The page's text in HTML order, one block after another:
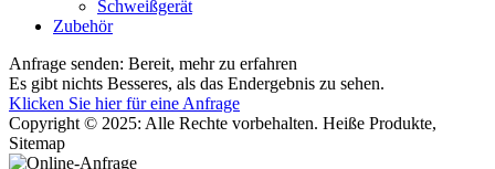
Schweißgerät
Zubehör
Anfrage senden: Bereit, mehr zu erfahren
Es gibt nichts Besseres, als das Endergebnis zu sehen.
Klicken Sie hier für eine Anfrage
Copyright © 2025: Alle Rechte vorbehalten. Heiße Produkte,
Sitemap